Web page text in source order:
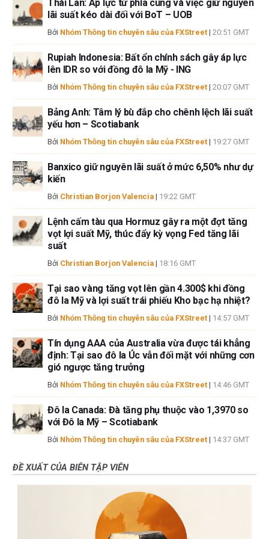
bài, tác giả không nắm giữ vị thế nào đối với bất kỳ cổ phiếu nào được đề
cập trong bài viết này và không có quan hệ kinh doanh với bất kỳ công ty
nào được đề cập. Tác giả không nhận được tiền công cho việc viết bài
này, ngoài từ FXStreet.
FXStreet và tác giả không cung cấp các đề xuất được cá nhân hóa. Tác
giả không cam đoan về tính chính xác, đầy đủ hoặc phù hợp của thông
tin này. FXStreet và tác giả sẽ không chịu trách nhiệm về bất kỳ sai sót,
thông tin này và việc hiển thị hoặc sử dụng thông tin này. Ngoại trừ các
lỗi và thiếu sót.
Tác giả và FXStreet không phải là các cố vấn đầu tư đã đăng ký và không
Thái Lan: Áp lực từ phía cung và việc giữ nguyên
lãi suất kéo dài đối với BoT – UOB
Bởi Nhóm Thông tin chuyên sâu của FXStreet | 20:51 GMT
Rupiah Indonesia: Bất ổn chính sách gây áp lực
lên IDR so với đồng đô la Mỹ - ING
Bởi Nhóm Thông tin chuyên sâu của FXStreet | 20:07 GMT
Bảng Anh: Tâm lý bù đắp cho chênh lệch lãi suất
yếu hơn – Scotiabank
Bởi Nhóm Thông tin chuyên sâu của FXStreet | 19:27 GMT
Banxico giữ nguyên lãi suất ở mức 6,50% như dự
kiến
Bởi Christian Borjon Valencia | 19:22 GMT
Lệnh cấm tàu qua Hormuz gây ra một đợt tăng
vọt lợi suất Mỹ, thúc đẩy kỳ vọng Fed tăng lãi
suất
Bởi Christian Borjon Valencia | 18:16 GMT
Tại sao vàng tăng vọt lên gần 4.300$ khi đồng
đô la Mỹ và lợi suất trái phiếu Kho bạc hạ nhiệt?
Bởi Nhóm Thông tin chuyên sâu của FXStreet | 14:57 GMT
Tín dụng AAA của Australia vừa được tái khẳng
định: Tại sao đô la Úc vẫn đối mặt với những cơn
gió ngược tăng trưởng
Bởi Nhóm Thông tin chuyên sâu của FXStreet | 14:46 GMT
Đô la Canada: Đà tăng phụ thuộc vào 1,3970 so
với Đô la Mỹ – Scotiabank
Bởi Nhóm Thông tin chuyên sâu của FXStreet | 14:37 GMT
ĐỀ XUẤT CỦA BIÊN TẬP VIÊN